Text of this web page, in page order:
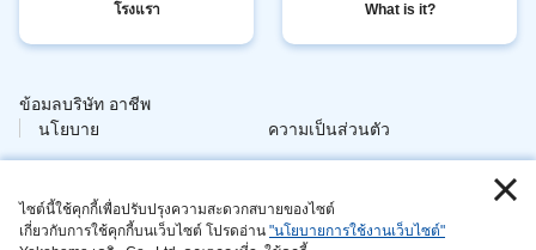
ไซต์นี้ใช้คุกกี้เพื่อปรับปรุงความสะดวกสบายของไซต์
เกี่ยวกับการใช้คุกกี้บนเว็บไซต์ โปรดอ่าน "นโยบายการใช้งานเว็บไซต์"
โรงแรา What is it?
ข้อมลบริษัท อาชีพ
นโยบาย
ความเป็นส่วนตัว
​ ​
จัดการสัตวนี่ย
​ ​